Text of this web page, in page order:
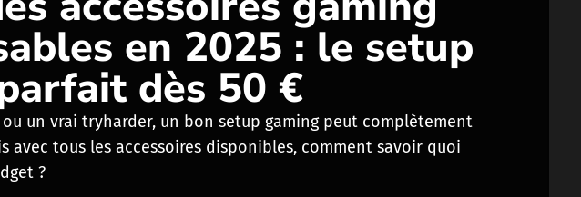
en 2025 : le setup
dès 50 €
un vrai tryharder, un bon setup gaming peut complètement
avec tous les accessoires disponibles, comment savoir quoi
?